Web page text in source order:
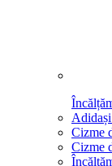
Cizme
Cizme